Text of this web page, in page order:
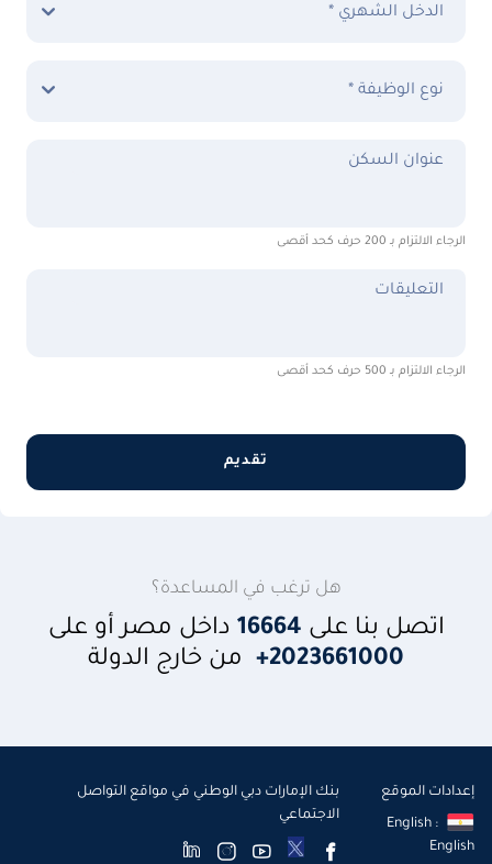
الدخل الشهري *
نوع الوظيفة *
عنوان السكن
الرجاء الالتزام بـ 200 حرف كحد أقصى
التعليقات
الرجاء الالتزام بـ 500 حرف كحد أقصى
تقديم
هل ترغب في المساعدة؟
اتصل بنا على 16664 داخل مصر أو على
2023661000+
من خارج الدولة
إعدادات الموقع
English :
English
بنك الإمارات دبي الوطني في مواقع التواصل
الاجتماعي